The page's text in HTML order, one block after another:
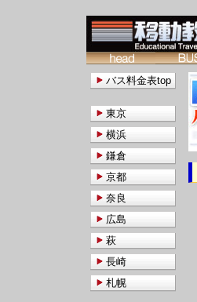
バス料金表top
東京
横浜
鎌倉
京都
奈良
広島
萩
長崎
札幌